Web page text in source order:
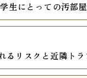
生にとっての汚部
るリスクと近隣ト